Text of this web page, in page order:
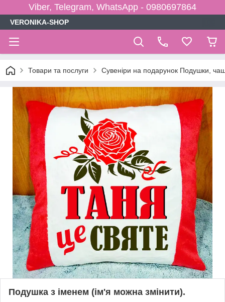
Viber, Telegram, WhatsApp - 0980697864
VERONIKA-SHOP
Товари та послуги Сувеніри на подарунок Подушки,
Подушка з іменем (ім'я можна змінити).